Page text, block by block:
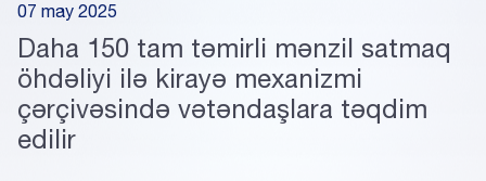
07 may 2025
Daha 150 tam təmirli mənzil satmaq
öhdəliyi ilə kirayə mexanizmi
çərçivəsində vətəndaşlara təqdim
edilir